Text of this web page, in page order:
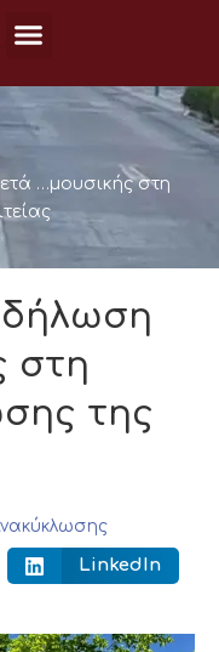
…μουσικής στη
στη
της
LinkedIn